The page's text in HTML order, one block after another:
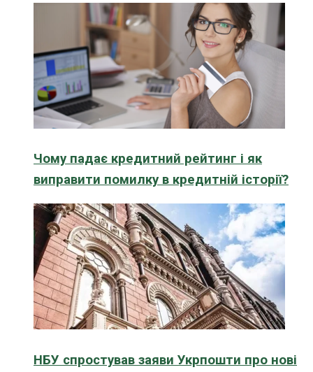
Чому падає кредитний рейтинг і як
виправити помилку в кредитній історії?
НБУ спростував заяви Укрпошти про нові